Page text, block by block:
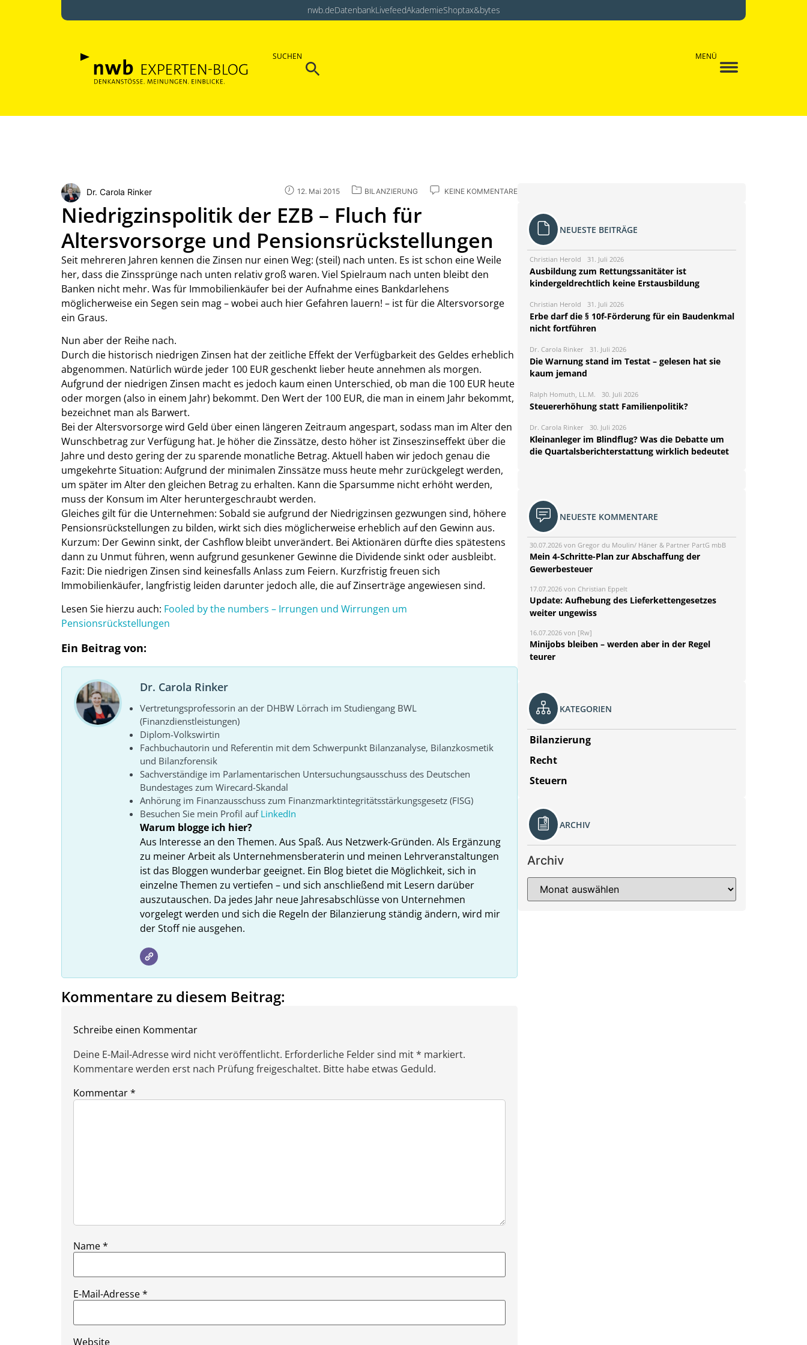
nwb.deDatenbankLivefeedAkademieShoptax&bytes
SUCHEN
Search
MENÜ
Dr. Carola Rinker 12. Mai 2015 BILANZIERUNG KEINE KOMMENTARE
Niedrigzinspolitik der EZB – Fluch für
Altersvorsorge und Pensionsrückstellungen
Seit mehreren Jahren kennen die Zinsen nur einen Weg: (steil) nach unten. Es ist schon eine Weile
her, dass die Zinssprünge nach unten relativ groß waren. Viel Spielraum nach unten bleibt den
Banken nicht mehr. Was für Immobilienkäufer bei der Aufnahme eines Bankdarlehens
möglicherweise ein Segen sein mag – wobei auch hier Gefahren lauern! – ist für die Altersvorsorge
ein Graus.
Nun aber der Reihe nach.
Durch die historisch niedrigen Zinsen hat der zeitliche Effekt der Verfügbarkeit des Geldes erheblich
abgenommen. Natürlich würde jeder 100 EUR geschenkt lieber heute annehmen als morgen.
Aufgrund der niedrigen Zinsen macht es jedoch kaum einen Unterschied, ob man die 100 EUR heute
oder morgen (also in einem Jahr) bekommt. Den Wert der 100 EUR, die man in einem Jahr bekommt,
bezeichnet man als Barwert.
Bei der Altersvorsorge wird Geld über einen längeren Zeitraum angespart, sodass man im Alter den
Wunschbetrag zur Verfügung hat. Je höher die Zinssätze, desto höher ist Zinseszinseffekt über die
Jahre und desto gering der zu sparende monatliche Betrag. Aktuell haben wir jedoch genau die
umgekehrte Situation: Aufgrund der minimalen Zinssätze muss heute mehr zurückgelegt werden,
um später im Alter den gleichen Betrag zu erhalten. Kann die Sparsumme nicht erhöht werden,
muss der Konsum im Alter heruntergeschraubt werden.
Gleiches gilt für die Unternehmen: Sobald sie aufgrund der Niedrigzinsen gezwungen sind, höhere
Pensionsrückstellungen zu bilden, wirkt sich dies möglicherweise erheblich auf den Gewinn aus.
Kurzum: Der Gewinn sinkt, der Cashflow bleibt unverändert. Bei Aktionären dürfte dies spätestens
dann zu Unmut führen, wenn aufgrund gesunkener Gewinne die Dividende sinkt oder ausbleibt.
Fazit: Die niedrigen Zinsen sind keinesfalls Anlass zum Feiern. Kurzfristig freuen sich
Immobilienkäufer, langfristig leiden darunter jedoch alle, die auf Zinserträge angewiesen sind.
Lesen Sie hierzu auch: Fooled by the numbers – Irrungen und Wirrungen um
Pensionsrückstellungen
Ein Beitrag von:
Dr. Carola Rinker
Vertretungsprofessorin an der DHBW Lörrach im Studiengang BWL
(Finanzdienstleistungen)
Diplom-Volkswirtin
Fachbuchautorin und Referentin mit dem Schwerpunkt Bilanzanalyse, Bilanzkosmetik
und Bilanzforensik
Sachverständige im Parlamentarischen Untersuchungsausschuss des Deutschen
Bundestages zum Wirecard-Skandal
Anhörung im Finanzausschuss zum Finanzmarktintegritätsstärkungsgesetz (FISG)
Besuchen Sie mein Profil auf LinkedIn
Warum blogge ich hier?
Aus Interesse an den Themen. Aus Spaß. Aus Netzwerk-Gründen. Als Ergänzung
zu meiner Arbeit als Unternehmensberaterin und meinen Lehrveranstaltungen
ist das Bloggen wunderbar geeignet. Ein Blog bietet die Möglichkeit, sich in
einzelne Themen zu vertiefen – und sich anschließend mit Lesern darüber
auszutauschen. Da jedes Jahr neue Jahresabschlüsse von Unternehmen
vorgelegt werden und sich die Regeln der Bilanzierung ständig ändern, wird mir
der Stoff nie ausgehen.
Kommentare zu diesem Beitrag:
Schreibe einen Kommentar
Deine E-Mail-Adresse wird nicht veröffentlicht. Erforderliche Felder sind mit * markiert.
Kommentare werden erst nach Prüfung freigeschaltet. Bitte habe etwas Geduld.
Kommentar*
Name*
E-Mail-Adresse*
Website
NEUESTE BEITRÄGE
Christian Herold 31. Juli 2026
Ausbildung zum Rettungssanitäter ist
kindergeldrechtlich keine Erstausbildung
Christian Herold 31. Juli 2026
Erbe darf die § 10f-Förderung für ein Baudenkmal
nicht fortführen
Dr. Carola Rinker 31. Juli 2026
Die Warnung stand im Testat – gelesen hat sie
kaum jemand
Ralph Homuth, LL.M. 30. Juli 2026
Steuererhöhung statt Familienpolitik?
Dr. Carola Rinker 30. Juli 2026
Kleinanleger im Blindflug? Was die Debatte um
die Quartalsberichterstattung wirklich bedeutet
NEUESTE KOMMENTARE
30.07.2026 von Gregor du Moulin/ Häner & Partner PartG mbB
Mein 4-Schritte-Plan zur Abschaffung der
Gewerbesteuer
17.07.2026 von Christian Eppelt
Update: Aufhebung des Lieferkettengesetzes
weiter ungewiss
16.07.2026 von [Rw]
Minijobs bleiben – werden aber in der Regel
teurer
KATEGORIEN
Bilanzierung
Recht
Steuern
ARCHIV
Archiv